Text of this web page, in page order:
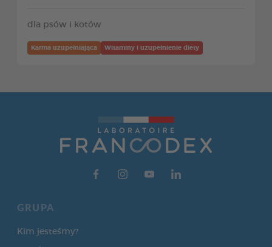
dla psów i kotów
Karma uzupełniająca Witaminy i uzupełnienie diety
GRUPA
Kim jesteśmy?